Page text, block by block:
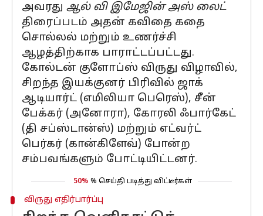
அவரது ஆல் வி இமேஜின் அஸ் லைட்
திரைப்படம் அதன் கவிதை கதை
சொல்லல் மற்றும் உணர்ச்சி
ஆழத்திற்காக பாராட்டப்பட்டது.
கோல்டன் குளோப்ஸ் விருது விழாவில்,
சிறந்த இயக்குனர் பிரிவில் ஜாக்
ஆடியார்ட் (எமிலியா பெரெஸ்), சீன்
பேக்கர் (அனோரா), கோரலி ஃபார்கேட்
(தி சப்ஸ்டான்ஸ்) மற்றும் எட்வர்ட்
பெர்கர் (கான்கிளேவ்) போன்ற
சம்பவங்களும் போட்டியிட்டனர்.
50% % செய்தி படித்து விட்டீர்கள்
விருது எதிர்பார்ப்பு